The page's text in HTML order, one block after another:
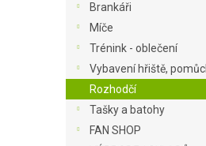
e
Brankáři
Míče
Trénink - oblečení
Vybavení hřiště,
Rozhodčí
Tašky a batohy
FAN SHOP